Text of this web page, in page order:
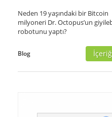
Neden 19 yaşındaki bir Bitcoin
milyoneri Dr. Octopus’un
robotunu yaptı?
Blog